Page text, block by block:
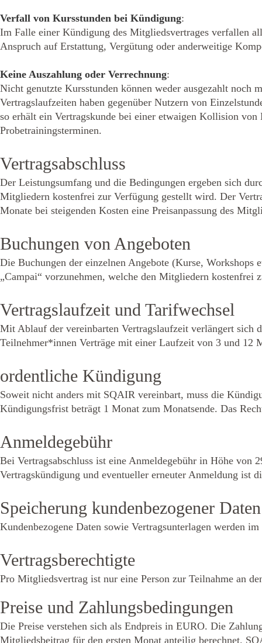
Verfall von Kursstunden bei Kündigung:
Im Falle einer Kündigung des Mitgliedsvertrages verfallen
Anspruch auf Erstattung, Vergütung oder anderweitige
Keine Auszahlung oder Verrechnung:
Nicht genutzte Kursstunden können weder ausgezahlt noch
Vertragslaufzeiten haben gegenüber Nutzern von
so erhält ein Vertragskunde bei einer etwaigen Kollision
Probetrainingsterminen.
Vertragsabschluss
Der Leistungsumfang und die Bedingungen ergeben sich
Mitgliedern kostenfrei zur Verfügung gestellt wird. Der
Monate bei steigenden Kosten eine Preisanpassung des
Buchungen von Angeboten
Die Buchungen der einzelnen Angebote (Kurse,
„Campai“ vorzunehmen, welche den Mitgliedern kostenfrei
Vertragslaufzeit und Tarifwechsel
Mit Ablauf der vereinbarten Vertragslaufzeit verlängert sich
Teilnehmer*innen Verträge mit einer Laufzeit von 3 und 12
ordentliche Kündigung
Soweit nicht anders mit SQAIR vereinbart, muss die
Kündigungsfrist beträgt 1 Monat zum Monatsende. Das
Anmeldegebühr
Bei Vertragsabschluss ist eine Anmeldegebühr in Höhe von
Vertragskündigung und eventueller erneuter Anmeldung ist
Speicherung kundenbezogener Daten
Kundenbezogene Daten sowie Vertragsunterlagen werden
Vertragsberechtigte
Pro Mitgliedsvertrag ist nur eine Person zur Teilnahme an
Preise und Zahlungsbedingungen
Die Preise verstehen sich als Endpreis in EURO. Die
Mitgliedsbeitrag für den ersten Monat anteilig berechnet.